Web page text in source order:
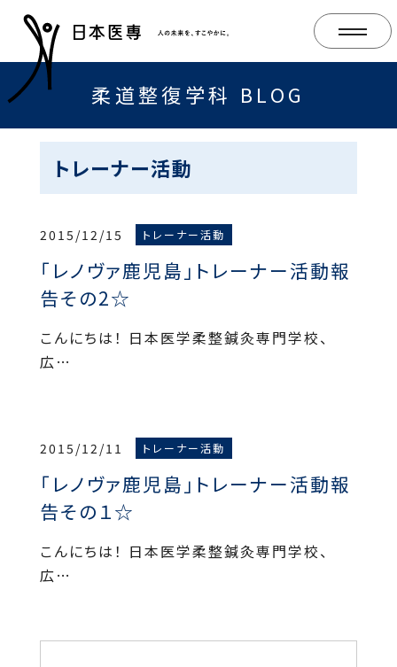
柔道整復学科 BLOG
トレーナー活動
2015/12/15 トレーナー活動
「レノヴァ鹿児島」トレーナー活動報
告その2☆
こんにちは！ 日本医学柔整鍼灸専門学校、
広…
2015/12/11 トレーナー活動
「レノヴァ鹿児島」トレーナー活動報
告その１☆
こんにちは！ 日本医学柔整鍼灸専門学校、
広…